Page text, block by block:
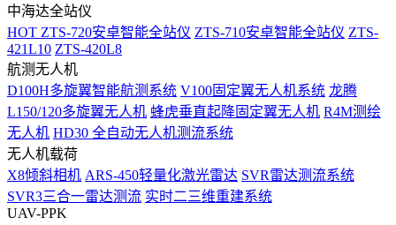
中海达全站仪
HOT ZTS-720安卓智能全站仪 ZTS-710安卓智能全站仪 ZTS-
421L10 ZTS-420L8
航测无人机
D100H多旋翼智能航测系统 V100固定翼无人机系统 龙腾
L150/120多旋翼无人机 蜂虎垂直起降固定翼无人机 R4M测绘
无人机 HD30 全自动无人机测流系统
无人机载荷
X8倾斜相机 ARS-450轻量化激光雷达 SVR雷达测流系统
SVR3三合一雷达测流 实时二三维重建系统
UAV-PPK